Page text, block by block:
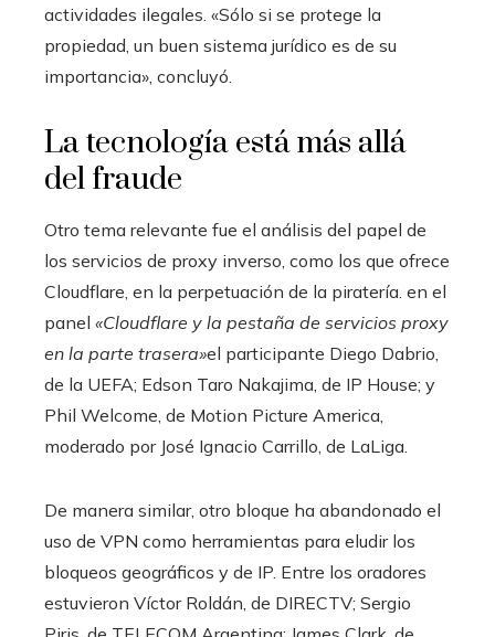
actividades ilegales. «Sólo si se protege la
propiedad, un buen sistema jurídico es de su
importancia», concluyó.
La tecnología está más allá
del fraude
Otro tema relevante fue el análisis del papel de
los servicios de proxy inverso, como los que ofrece
Cloudflare, en la perpetuación de la piratería. en el
panel «Cloudflare y la pestaña de servicios proxy
en la parte trasera»el participante Diego Dabrio,
de la UEFA; Edson Taro Nakajima, de IP House; y
Phil Welcome, de Motion Picture America,
moderado por José Ignacio Carrillo, de LaLiga.
De manera similar, otro bloque ha abandonado el
uso de VPN como herramientas para eludir los
bloqueos geográficos y de IP. Entre los oradores
estuvieron Víctor Roldán, de DIRECTV; Sergio